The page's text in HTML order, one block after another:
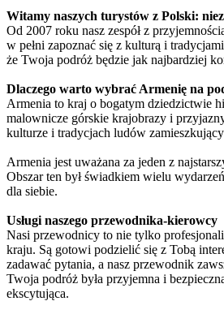
Witamy naszych turystów z Polski:
Od 2007 roku nasz zespół z
w pełni zapoznać się z kulturą i
że Twoja podróż będzie jak najbardziej
Dlaczego warto wybrać Armenię na
Armenia to kraj o bogatym dziedzictwie
malownicze górskie krajobrazy i
kulturze i tradycjach ludów
Armenia jest uważana za jeden z
Obszar ten był świadkiem wielu
dla siebie.
Usługi naszego przewodnika-kierowcy
Nasi przewodnicy to nie tylko
kraju. Są gotowi podzielić się z Tobą
zadawać pytania, a nasz przewodnik
Twoja podróż była przyjemna i
ekscytująca.